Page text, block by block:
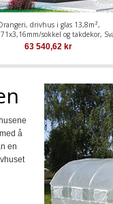
drivhus i glas 13,8m²,
sokkel og takdekor,
63 540,62 kr
å
en